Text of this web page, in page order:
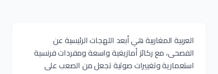
العربية المغاربية هي أبعد اللهجات الرئيسية عن
الفصحى، مع ركائز أمازيغية واسعة ومفردات فرنسية
استعمارية وتغييرات صوتية تجعل من الصعب على